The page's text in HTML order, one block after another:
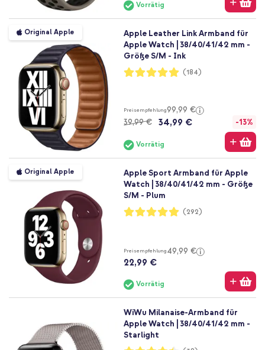
Vorrätig
Original Apple
Apple Leather Link Armband für
Apple Watch | 38/40/41/42 mm -
Größe S/M - Ink
Bewertung:
99%
(184)
Preisempfehlung99,99 €
39,99 €
34,99 € -13%
Vorrätig
Original Apple
Apple Sport Armband für Apple
Watch | 38/40/41/42 mm - Größe
S/M - Plum
Bewertung:
99%
(292)
Preisempfehlung49,99 €
22,99 €
Vorrätig
WiWu Milanaise-Armband für
Apple Watch | 38/40/41/42 mm -
Starlight